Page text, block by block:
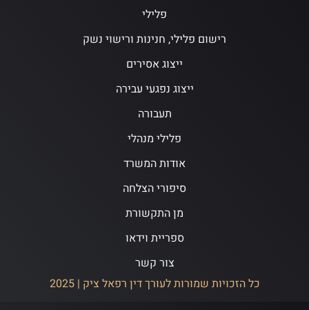
פלילי
רישום פלילי, חנינות ורישוי נשק
ייצוג אסירים
ייצוג נפגעי עבירה
תעבורה
פלילי מנהלי
אודות המשרד
סיפורי הצלחה
מן התקשורת
ספריית וידאו
צור קשר
כל הזכויות שמורות לעורך דין רפאל ציק | 2025